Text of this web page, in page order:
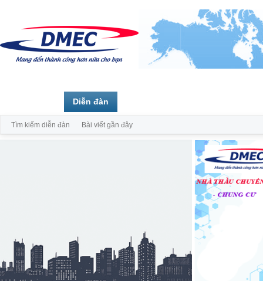
Diễn đàn
Tìm kiếm diễn đàn Bài viết gần đây